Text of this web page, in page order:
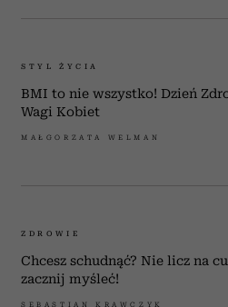
STYL ŻYCIA
BMI to nie wszystko! Dzień
Wagi Kobiet
MAŁGORZATA WELMAN
ZDROWIE
Chcesz schudnąć? Nie licz na
zacznij myśleć!
SEBASTIAN KRAWCZYK